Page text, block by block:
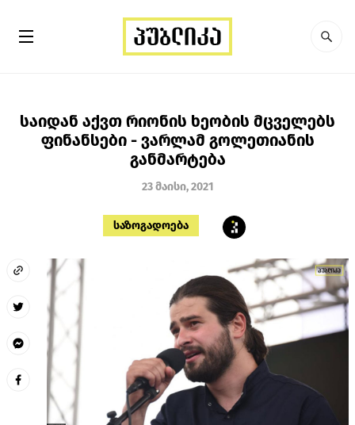
საიდან აქვთ რიონის ხეობის მცველებს
ფინანსები - ვარლამ გოლეთიანის
განმარტება
23 მაისი, 2021
საზოგადოება